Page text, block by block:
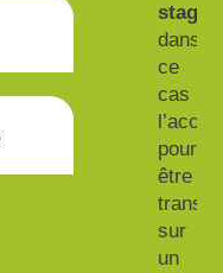
stage
dans
ce
cas
pourra
être
sur
un